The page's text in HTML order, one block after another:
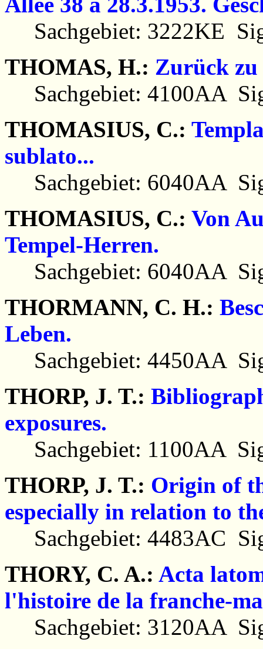
Sachgebiet: 3222KE
THOMAS, H.: Zurück zu
Sachgebiet: 4100AA
THOMASIUS, C.:
sublato...
Sachgebiet: 6040AA
THOMASIUS, C.: Von
Tempel-Herren.
Sachgebiet: 6040AA
THORMANN, C. H.:
Leben.
Sachgebiet: 4450AA
THORP, J. T.:
exposures.
Sachgebiet: 1100AA
THORP, J. T.: Origin of
especially in relation to
Sachgebiet: 4483AC
THORY, C. A.: Acta
l'histoire de la franche-
Sachgebiet: 3120AA